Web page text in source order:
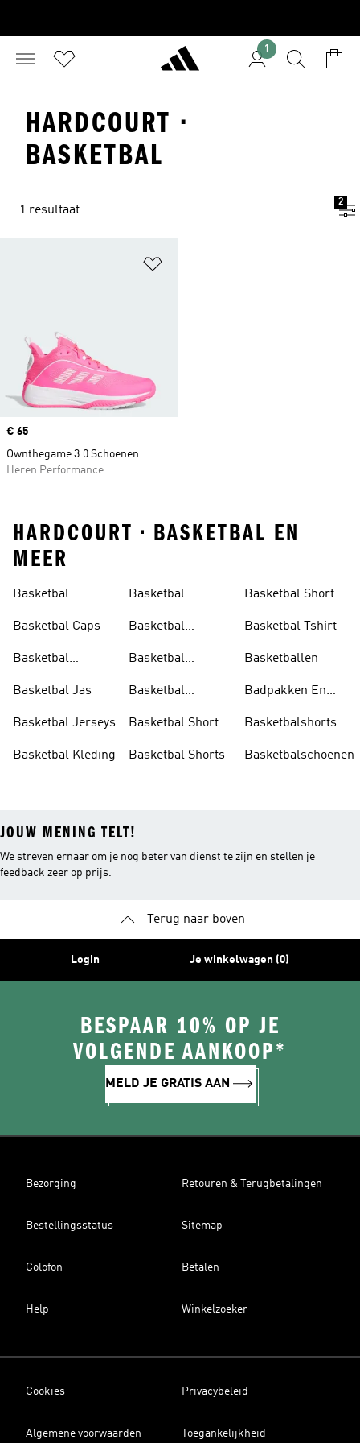
1
HARDCOURT ·
BASKETBAL
1 resultaat
2
Price
€ 65
Ownthegame 3.0 Schoenen
Heren Performance
HARDCOURT • BASKETBAL EN
MEER
Basketbal
Basketbal Caps
Basketbal
Basketbal Jas
Basketbal Jerseys
Basketbal Kleding
Basketbal
Basketbal
Basketbal
Basketbal
Kinderen
Basketbal Short
Basketbal Shorts
Basketbal Shorts
Basketbal Tshirt
Basketballen
Badpakken En
Basketbalshorts
Basketbalschoenen
JOUW MENING TELT!
We streven ernaar om je nog beter van dienst te zijn en stellen je
feedback zeer op prijs.
Terug naar boven
Login Je winkelwagen (0)
BESPAAR 10% OP JE
VOLGENDE AANKOOP*
MELD JE GRATIS AAN
Bezorging Retouren & Terugbetalingen
Bestellingsstatus Sitemap
Colofon Betalen
Help Winkelzoeker
Cookies Privacybeleid
Algemene voorwaarden Toegankelijkheid